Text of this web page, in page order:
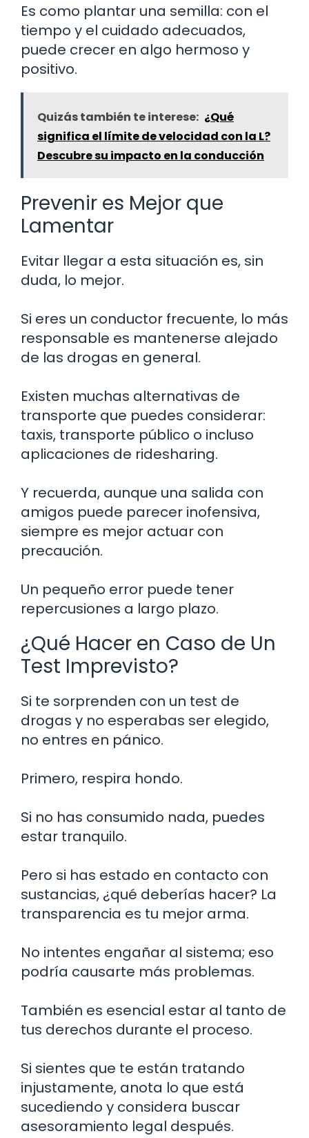
Es como plantar una semilla: con el
tiempo y el cuidado adecuados,
puede crecer en algo hermoso y
positivo.
Quizás también te interese: ¿Qué
significa el límite de velocidad con la L?
Descubre su impacto en la conducción
Prevenir es Mejor que
Lamentar
Evitar llegar a esta situación es, sin
duda, lo mejor.
Si eres un conductor frecuente, lo más
responsable es mantenerse alejado
de las drogas en general.
Existen muchas alternativas de
transporte que puedes considerar:
taxis, transporte público o incluso
aplicaciones de ridesharing.
Y recuerda, aunque una salida con
amigos puede parecer inofensiva,
siempre es mejor actuar con
precaución.
Un pequeño error puede tener
repercusiones a largo plazo.
¿Qué Hacer en Caso de Un
Test Imprevisto?
Si te sorprenden con un test de
drogas y no esperabas ser elegido,
no entres en pánico.
Primero, respira hondo.
Si no has consumido nada, puedes
estar tranquilo.
Pero si has estado en contacto con
sustancias, ¿qué deberías hacer? La
transparencia es tu mejor arma.
No intentes engañar al sistema; eso
podría causarte más problemas.
También es esencial estar al tanto de
tus derechos durante el proceso.
Si sientes que te están tratando
injustamente, anota lo que está
sucediendo y considera buscar
asesoramiento legal después.